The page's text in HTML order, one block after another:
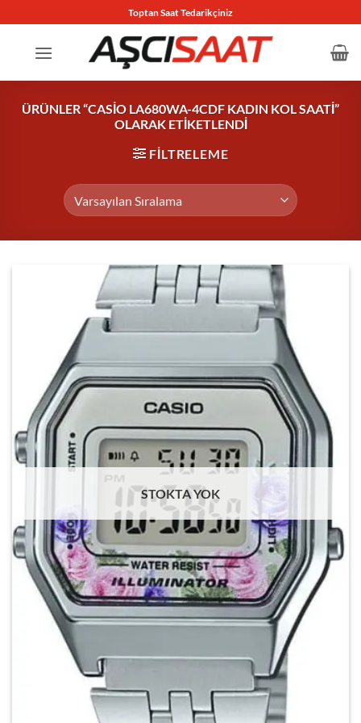
atla
Toptan Saat Tedarikçiniz
ÜRÜNLER “CASIO LA680WA-4CDF KADIN KOL SAATI”
OLARAK ETIKETLENDI
FILTRELEME
STOKTA YOK